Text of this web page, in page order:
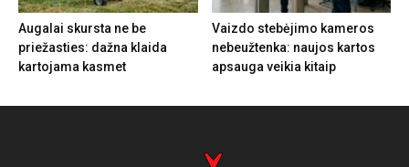
Augalai skursta ne be
priežasties: dažna klaida
kartojama kasmet
Vaizdo stebėjimo kameros
nebeužtenka: naujos kartos
apsauga veikia kitaip